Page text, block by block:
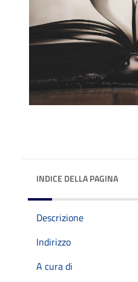
INDICE DELLA PAGINA
Descrizione
Indirizzo
A cura di